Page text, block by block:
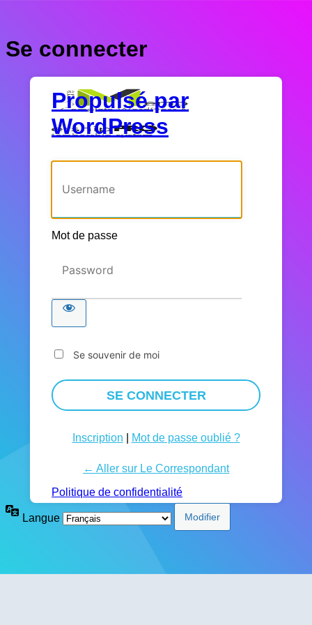
Se connecter
Propulsé par
WordPress
Mot de passe
Se souvenir de moi
Inscription Mot de passe oublié ?
← Aller sur Le Correspondant
Politique de confidentialité
Langue